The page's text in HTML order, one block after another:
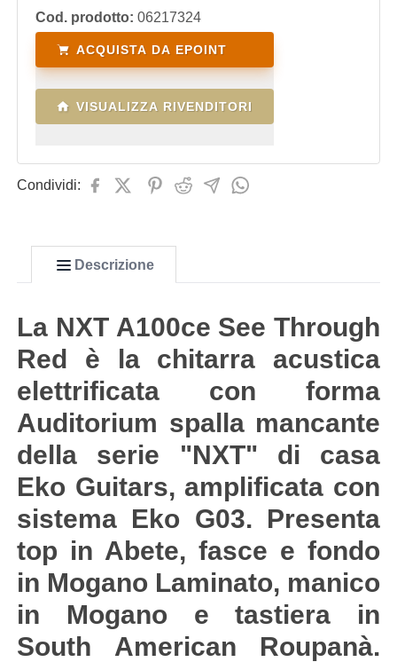
ottimo rapporto quali
Cod. prodotto: 06217324
ACQUISTA DA EPOINT
VISUALIZZA RIVENDITORI
Condividi:
Descrizione
La NXT A100ce See Through
Red è la chitarra acustica
elettrificata con forma
Auditorium spalla mancante
della serie "NXT" di casa
Eko Guitars, amplificata con
sistema Eko G03. Presenta
top in Abete, fasce e fondo
in Mogano Laminato, manico
in Mogano e tastiera in
South American Roupanà.